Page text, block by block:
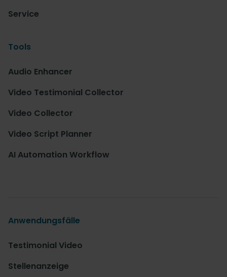
Service
Tools
Audio Enhancer
Video Testimonial Collector
Video Collector
Video Script Planner
AI Automation Workflow
Anwendungsfälle
Testimonial Video
Stellenanzeige